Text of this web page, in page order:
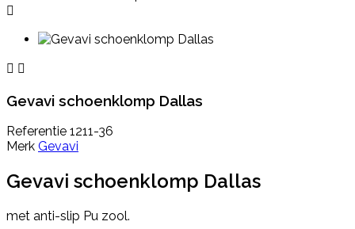

 
Gevavi schoenklomp Dallas
Referentie 1211-36
Merk Gevavi
Gevavi schoenklomp Dallas
met anti-slip Pu zool.